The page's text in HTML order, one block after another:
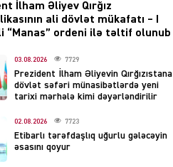
Ekranlardan uzaq qalan
məşhur aktrisanın yeni
çıxdı
04.08.2026 2160
Hüseyn Həsənov haqqında
həbs qərarı verildi –
Milyonluq əmlakı müsadirə
İlham Əliyev Qırğız
ali dövlət mükafatı – I
“Manas” ordeni ilə təltif olunub
03.08.2026 7729
Prezident İlham Əliyevin Qırğızıstana
dövlət səfəri münasibətlərdə yeni
tarixi mərhələ kimi dəyərləndirilir
02.08.2026 7723
Etibarlı tərəfdaşlıq uğurlu gələcəyin
əsasını qoyur